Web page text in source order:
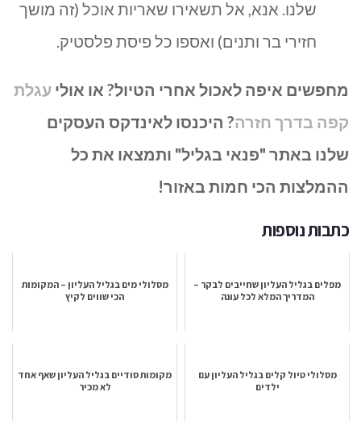
שלנו. אנא, אל תשאירו שאריות אוכל (זה מושך
חזירי בר ותנים) ואספו כל פיסת פלסטיק.
מחפשים איפה לאכול אחרי הטיול? או אולי עגלת
קפה בדרך חזרה? היכנסו לאינדקס העסקים
שלנו באתר "פנאי בגליל" ותמצאו את כל
ההמלצות הכי חמות באזור!
כתבות נוספות
מפלים בגליל העליון שחייבים לבקר –
המדריך המלא לכל עונה
מסלולי מים בגליל העליון – המקומות
הכי שווים לקיץ
מסלולי טיול קלים בגליל העליון עם
ילדים
מקומות סודיים בגליל העליון שאף אחד
לא מכיר